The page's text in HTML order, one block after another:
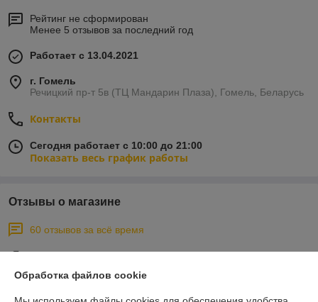
Рейтинг не сформирован
Менее 5 отзывов за последний год
Работает с 13.04.2021
г. Гомель
Речицкий пр-т 5в (ТЦ Мандарин Плаза), Гомель, Беларусь
Контакты
Сегодня работает с 10:00 до 21:00
Показать весь график работы
Отзывы о магазине
60 отзывов за всё время
Отлично
Обработка файлов cookie